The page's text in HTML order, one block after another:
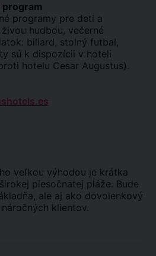
program
programy pre deti a
hudbou, večerné
biliard, stolný futbal,
sú k dispozícii v hoteli
hotelu Cesar Augustus).
veľkou výhodou je krátka
piesočnatej pláže. Bude
ale aj ako dovolenkový
klientov.